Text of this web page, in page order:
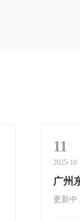
11
2025-10
广州
更新中